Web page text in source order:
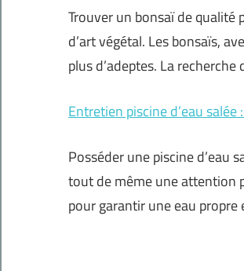
Trouver un bonsaï de qualité
d’art végétal. Les bonsaïs,
plus d’adeptes. La recherche
Entretien piscine d’eau
Posséder une piscine d’eau
tout de même une attention
pour garantir une eau